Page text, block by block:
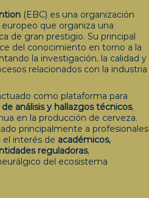
(EBC) es una organización
que organiza una
de gran prestigio. Su principal
del conocimiento en torno a la
la investigación, la calidad y
relacionados con la industria
como plataforma para
análisis y hallazgos técnicos,
en la producción de cerveza.
principalmente a profesionales
interés de académicos,
reguladoras,
del ecosistema